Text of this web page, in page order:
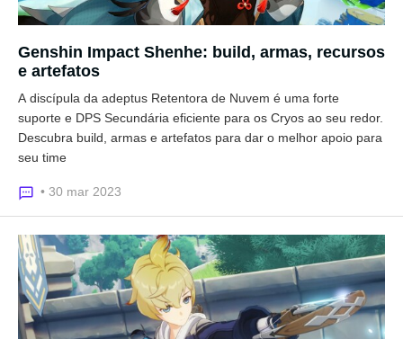
Genshin Impact Shenhe: build, armas, recursos
e artefatos
A discípula da adeptus Retentora de Nuvem é uma forte
suporte e DPS Secundária eficiente para os Cryos ao seu redor.
Descubra build, armas e artefatos para dar o melhor apoio para
seu time
• 30 mar 2023